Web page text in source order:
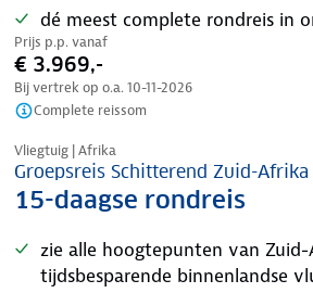
dé meest complete rondreis in
Prijs p.p. vanaf
€ 3.969,-
Bij vertrek op o.a. 10-11-2026
Complete reissom
Tijdelijk in prijs verlaagd
Vliegtuig | Afrika
Groepsreis Schitterend Zuid-Afrika
15-daagse rondreis
zie alle hoogtepunten van
tijdsbesparende binnenlandse